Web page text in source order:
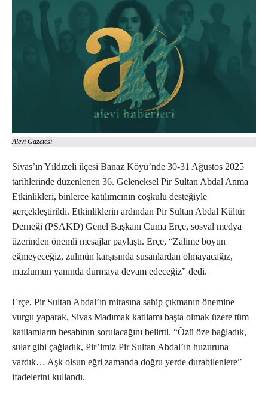
Alevi Gazetesi
Sivas’ın Yıldızeli ilçesi Banaz Köyü’nde 30-31 Ağustos 2025
tarihlerinde düzenlenen 36. Geleneksel Pir Sultan Abdal Anma
Etkinlikleri, binlerce katılımcının coşkulu desteğiyle
gerçekleştirildi. Etkinliklerin ardından Pir Sultan Abdal Kültür
Derneği (PSAKD) Genel Başkanı Cuma Erçe, sosyal medya
üzerinden önemli mesajlar paylaştı. Erçe, “Zalime boyun
eğmeyeceğiz, zulmün karşısında susanlardan olmayacağız,
mazlumun yanında durmaya devam edeceğiz” dedi.
Erçe, Pir Sultan Abdal’ın mirasına sahip çıkmanın önemine
vurgu yaparak, Sivas Madımak katliamı başta olmak üzere tüm
katliamların hesabının sorulacağını belirtti. “Özü öze bağladık,
sular gibi çağladık, Pir’imiz Pir Sultan Abdal’ın huzuruna
vardık… Aşk olsun eğri zamanda doğru yerde durabilenlere”
ifadelerini kullandı.